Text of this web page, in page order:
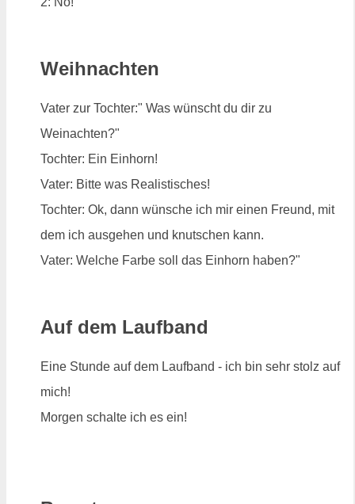
Weihnachten
Vater zur Tochter:" Was wünscht du dir zu
Weinachten?"
Tochter: Ein Einhorn!
Vater: Bitte was Realistisches!
Tochter: Ok, dann wünsche ich mir einen Freund, mit
dem ich ausgehen und knutschen kann.
Vater: Welche Farbe soll das Einhorn haben?"
Auf dem Laufband
Eine Stunde auf dem Laufband - ich bin sehr stolz auf
mich!
Morgen schalte ich es ein!